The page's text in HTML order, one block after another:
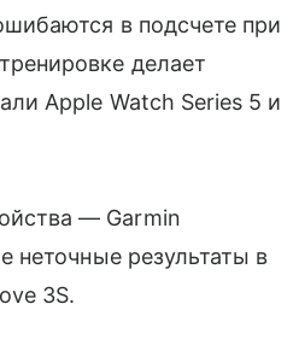
в подсчете при
делает
Apple Watch Series 5 и
— Garmin
результаты в
3S.